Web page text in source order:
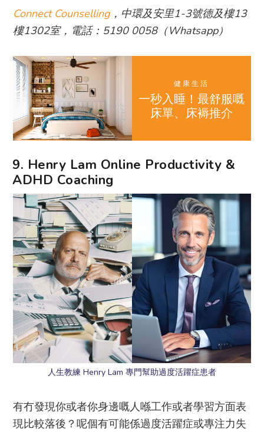
Connect Counselling，中環及安里1-3號德及樓13
樓1302室，電話：5190 0058（Whatsapp）
健康生活
一秒入睡！最舒服嘅
床單、床褥推介
9. Henry Lam Online Productivity &
ADHD Coaching
人生教練 Henry Lam 專門幫助過度活躍症患者
有冇發現你或者你身邊嘅人喺工作或者學習方面表
現比較落後？呢個有可能係過度活躍症或專注力失